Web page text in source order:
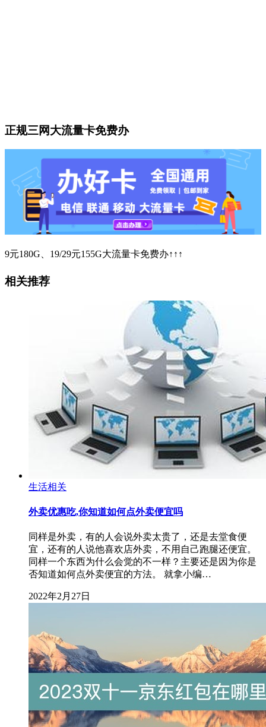
正规三网大流量卡免费办
9元180G、19/29元155G大流量卡免费办↑↑↑
相关推荐
生活相关
外卖优惠吃,你知道如何点外卖便宜吗
同样是外卖，有的人会说外卖太贵了，还是去堂食便
宜，还有的人说他喜欢店外卖，不用自己跑腿还便宜。
同样一个东西为什么会觉的不一样？主要还是因为你是
否知道如何点外卖便宜的方法。 就拿小编…
2022年2月27日